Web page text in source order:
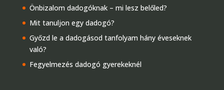
Önbizalom dadogóknak – mi lesz belőled?
Mit tanuljon egy dadogó?
Győzd le a dadogásod tanfolyam hány éveseknek
való?
Fegyelmezés dadogó gyerekeknél